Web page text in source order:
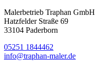
Malerbetrieb Traphan GmbH
Hatzfelder Straße 69
33104 Paderborn
05251 1844462
info@traphan-maler.de